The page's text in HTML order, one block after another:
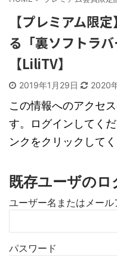
【プレミアム限
る「裏ソフトラバ
【LiliTV】
2019年1月29日 2020
この情報へのアクセ
す。ログインしてく
ンクをクリックしてく
既存ユーザのロ
ユーザー名またはメール
パスワード